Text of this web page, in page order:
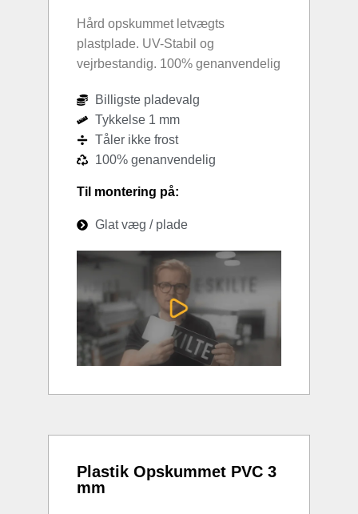
Hård opskummet letvægts
plastplade. UV-Stabil og
vejrbestandig. 100% genanvendelig
Billigste pladevalg
Tykkelse 1 mm
Tåler ikke frost
100% genanvendelig
Til montering på:
Glat væg / plade
Plastik Opskummet PVC 3
mm